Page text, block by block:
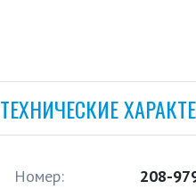
ТЕХНИЧЕСКИЕ
Номер: 208-